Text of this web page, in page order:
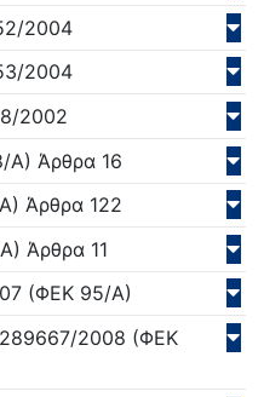
2004
2004
2002
Α) Άρθρα 16
Άρθρα 122
Άρθρα 11
(ΦΕΚ 95/Α)
289667/2008 (ΦΕΚ